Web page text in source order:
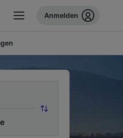
Anmelden